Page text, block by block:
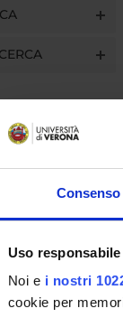
Consenso
Uso
Noi e i nostri
cookie per